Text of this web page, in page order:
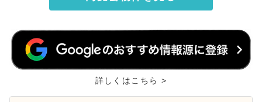
詳しくはこちら >